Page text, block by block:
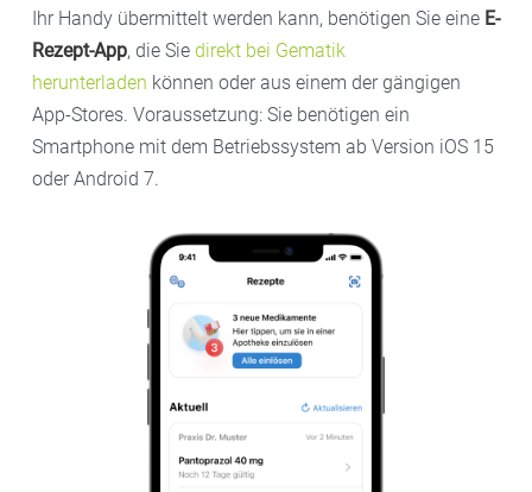
Ihr Handy übermittelt werden kann, benötigen Sie eine E-
Rezept-App, die Sie direkt bei Gematik
herunterladen können oder aus einem der gängigen
App-Stores. Voraussetzung: Sie benötigen ein
Smartphone mit dem Betriebssystem ab Version iOS 15
oder Android 7.